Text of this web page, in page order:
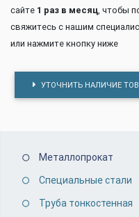
сайте 1 раз в месяц, чтобы
свяжитесь с нашим
или нажмите кнопку ниже
УТОЧНИТЬ НАЛИЧИЕ
Металлопрокат
Специальные стали
Труба тонкостенная